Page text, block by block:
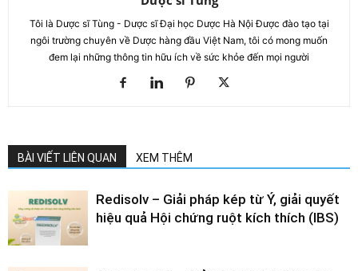
Tôi là Dược sĩ Tùng - Dược sĩ Đại học Dược Hà Nội Được đào tạo tại
ngôi trường chuyên về Dược hàng đầu Việt Nam, tôi có mong muốn
đem lại những thông tin hữu ích về sức khỏe đến mọi người
BÀI VIẾT LIÊN QUAN XEM THÊM
Redisolv – Giải pháp kép từ Ý, giải quyết
hiệu quả Hội chứng ruột kích thích (IBS)